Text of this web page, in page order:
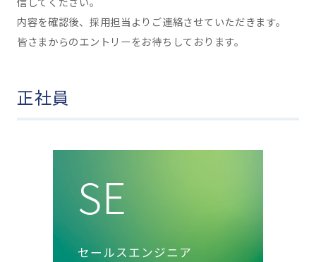
内容を確認後、採用担当よりご連絡させていただきます。
皆さまからのエントリーをお待ちしております。
正社員
SE
セールスエンジニア